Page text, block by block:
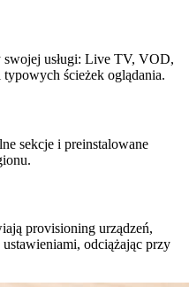
swojej usługi: Live TV, VOD,
ścieżek oglądania.
sekcje i preinstalowane
provisioning urządzeń,
odciążając przy